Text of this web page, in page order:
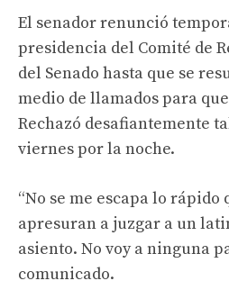
El senador renunció
presidencia del Comité de
del Senado hasta que se
medio de llamados para
Rechazó desafiantemente
viernes por la noche.
“No se me escapa lo rápido
apresuran a juzgar a un
asiento. No voy a ninguna
comunicado.